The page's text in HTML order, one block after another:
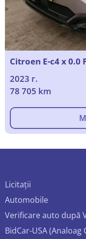
Citroen E-c4 x 0.0
2023 г.
78 705 km
Licitații
Automobile
Verificare auto după
BidCar-USA (Analoag